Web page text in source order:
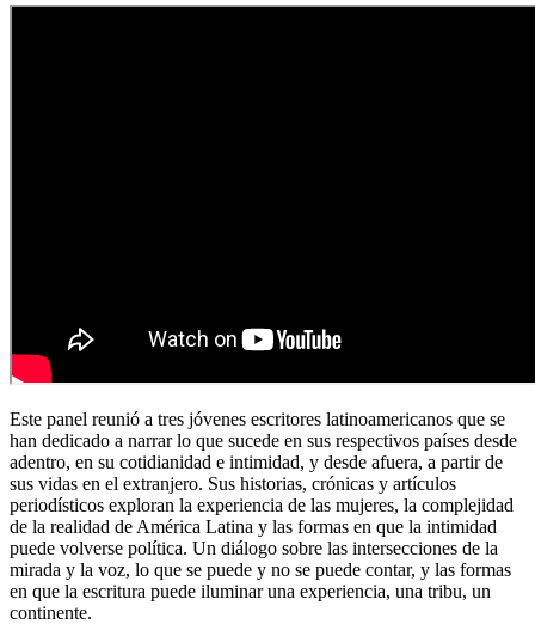
Este panel reunió a tres jóvenes escritores latinoamericanos que se
han dedicado a narrar lo que sucede en sus respectivos países desde
adentro, en su cotidianidad e intimidad, y desde afuera, a partir de
sus vidas en el extranjero. Sus historias, crónicas y artículos
periodísticos exploran la experiencia de las mujeres, la complejidad
de la realidad de América Latina y las formas en que la intimidad
puede volverse política. Un diálogo sobre las intersecciones de la
mirada y la voz, lo que se puede y no se puede contar, y las formas
en que la escritura puede iluminar una experiencia, una tribu, un
continente.